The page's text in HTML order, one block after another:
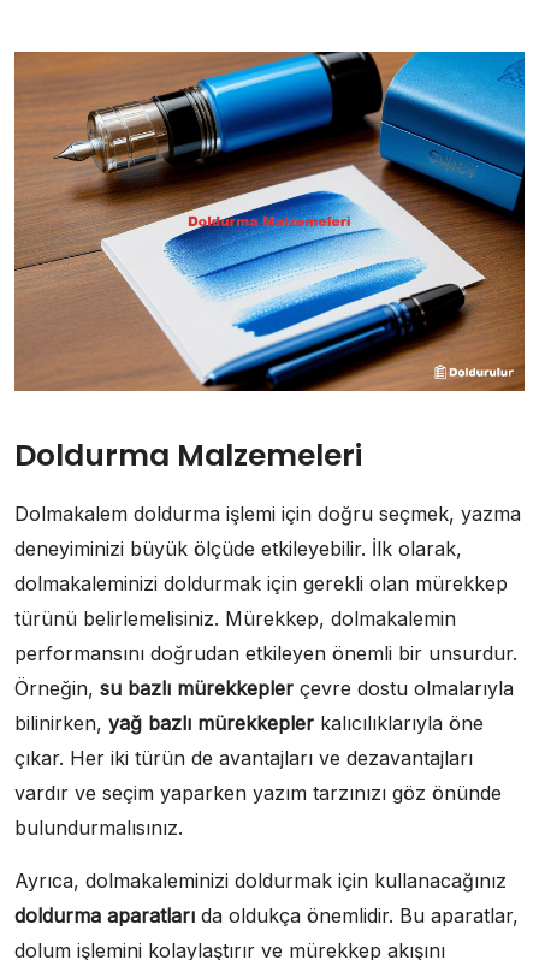
Doldurma Malzemeleri
Dolmakalem doldurma işlemi için doğru seçmek, yazma
deneyiminizi büyük ölçüde etkileyebilir. İlk olarak,
dolmakaleminizi doldurmak için gerekli olan mürekkep
türünü belirlemelisiniz. Mürekkep, dolmakalemin
performansını doğrudan etkileyen önemli bir unsurdur.
Örneğin, su bazlı mürekkepler çevre dostu olmalarıyla
bilinirken, yağ bazlı mürekkepler kalıcılıklarıyla öne
çıkar. Her iki türün de avantajları ve dezavantajları
vardır ve seçim yaparken yazım tarzınızı göz önünde
bulundurmalısınız.
Ayrıca, dolmakaleminizi doldurmak için kullanacağınız
doldurma aparatları da oldukça önemlidir. Bu aparatlar,
dolum işlemini kolaylaştırır ve mürekkep akışını